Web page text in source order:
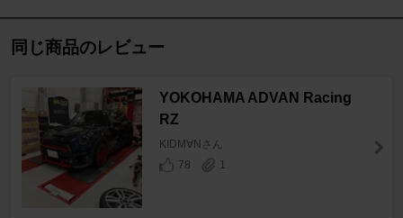
同じ商品のレビュー
YOKOHAMA ADVAN Racing
RZ
KIDM∀Nさん
78
1